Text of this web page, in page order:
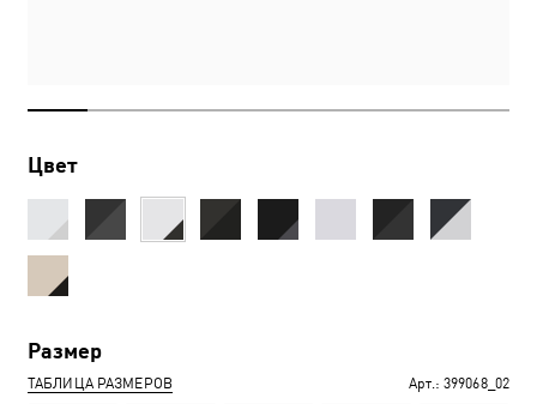
Цвет
Размер
ТАБЛИЦА РАЗМЕРОВ Арт.: 399068_02